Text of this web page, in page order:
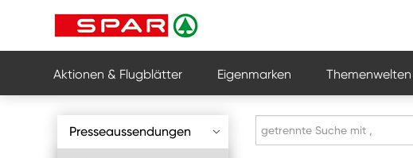
Aktionen & Flugblätter Eigenmarken Themenwelten
Presseaussendungen